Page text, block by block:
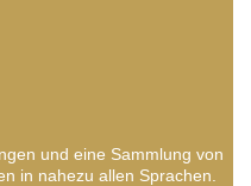
und eine Sammlung von
in nahezu allen Sprachen.